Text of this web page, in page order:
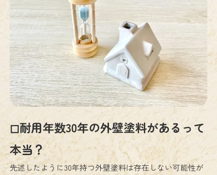
◻︎耐用年数30年の外壁塗料があるって
本当？
先述したように30年持つ外壁塗料は存在しない可能性が